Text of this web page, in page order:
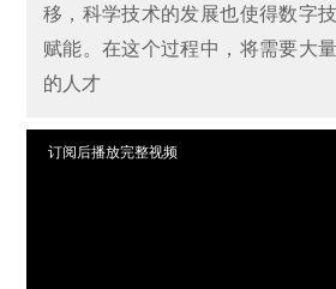
移，科学技术的发展也使得数字
赋能。在这个过程中，将需要大
的人才
订阅后播放完整视频